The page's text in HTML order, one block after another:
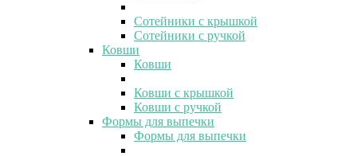
Сотейники с крышкой
Сотейники с ручкой
Ковши
Ковши
Ковши с крышкой
Ковши с ручкой
Формы для выпечки
Формы для выпечки